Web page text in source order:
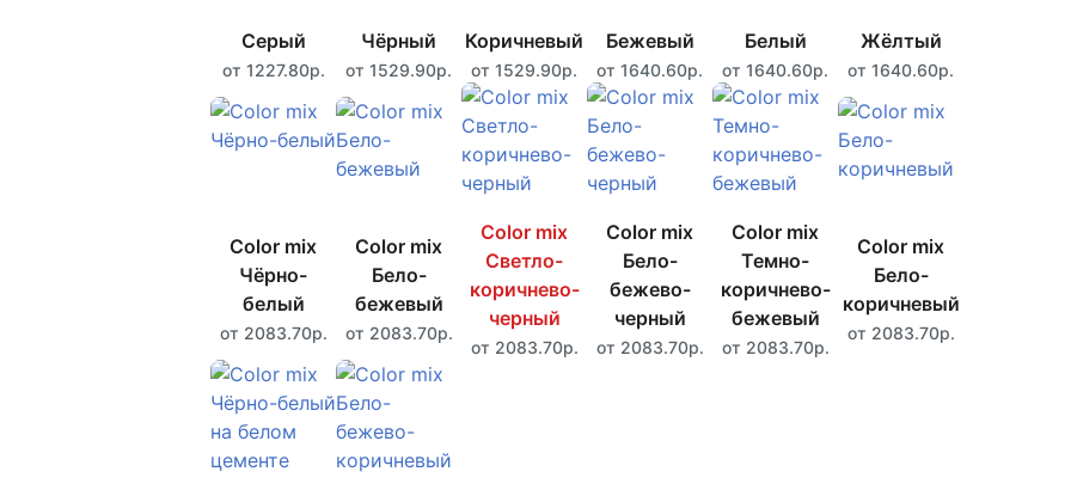
Серый
от 1227.80р.
Чёрный
от 1529.90р.
Коричневый
от 1529.90р.
Бежевый
от 1640.60р.
Белый
от 1640.60р.
Жёлтый
от 1640.60р.
Color mix
Чёрно-
белый
от 2083.70р.
Color mix
Бело-
бежевый
от 2083.70р.
Color mix
Светло-
коричнево-
черный
от 2083.70р.
Color mix
Бело-
бежево-
черный
от 2083.70р.
Color mix
Темно-
коричнево-
бежевый
от 2083.70р.
Color mix
Бело-
коричневый
от 2083.70р.